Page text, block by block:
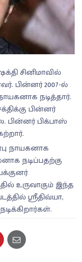
சினிமாவில்
பின்னர் 2007-ல்
நடித்தார்.
பின்னர்
பின்னர் பிக்பாஸ்
நாயகனாக
நடிப்பதற்கு
உருவாகும் இந்த
ஸ்ரீதிவ்யா,